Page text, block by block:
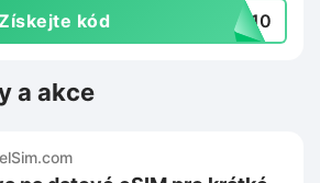
kód LK10
a akce